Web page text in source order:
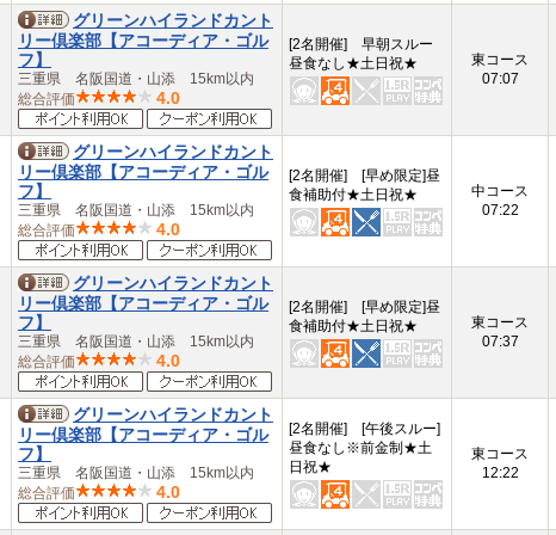
グリーンハイランドカント
リー倶楽部【アコーディア・ゴル
フ】
三重県 名阪国道・山添 15km以内
総合評価
4.0
[2名開催] 早朝スルー
昼食なし★土日祝★
東コース
07:07
グリーンハイランドカント
リー倶楽部【アコーディア・ゴル
フ】
三重県 名阪国道・山添 15km以内
総合評価
4.0
[2名開催] [早め限定]昼
食補助付★土日祝★
中コース
07:22
グリーンハイランドカント
リー倶楽部【アコーディア・ゴル
フ】
三重県 名阪国道・山添 15km以内
総合評価
4.0
[2名開催] [早め限定]昼
食補助付★土日祝★
東コース
07:37
グリーンハイランドカント
リー倶楽部【アコーディア・ゴル
フ】
三重県 名阪国道・山添 15km以内
総合評価
4.0
[2名開催] [午後スルー]
昼食なし※前金制★土
日祝★
東コース
12:22